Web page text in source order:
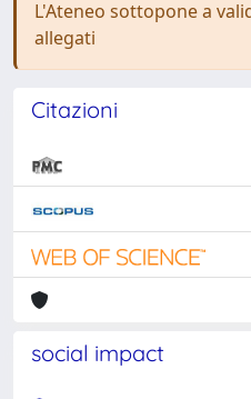
L'Ateneo sottopone a
allegati
Citazioni
social impact